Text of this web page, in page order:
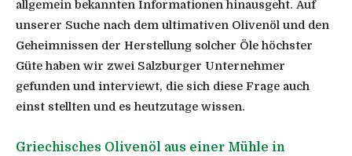
allgemein bekannten Informationen hinausgeht. Auf
unserer Suche nach dem ultimativen Olivenöl und den
Geheimnissen der Herstellung solcher Öle höchster
Güte haben wir zwei Salzburger Unternehmer
gefunden und interviewt, die sich diese Frage auch
einst stellten und es heutzutage wissen.
Griechisches Olivenöl aus einer Mühle in